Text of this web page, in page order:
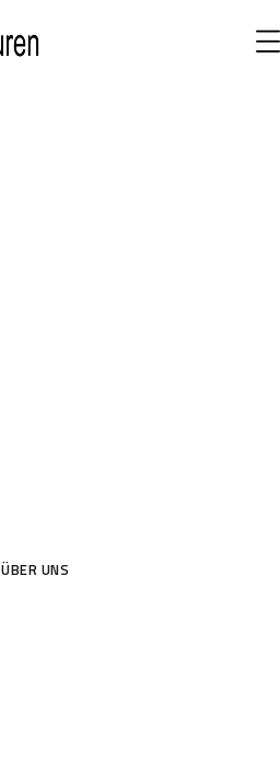
ÜBER UNS